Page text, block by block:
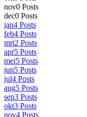
nov0 Posts
dec0 Posts
jan4 Posts
feb4 Posts
mrt2 Posts
apr5 Posts
mei5 Posts
jun5 Posts
jul4 Posts
aug5 Posts
sep3 Posts
okt3 Posts
nov4 Posts